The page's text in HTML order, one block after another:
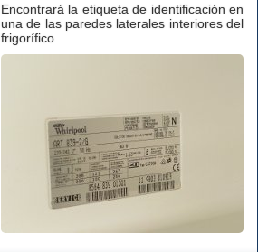
Encontrará la etiqueta de identificación en
una de las paredes laterales interiores del
frigorífico